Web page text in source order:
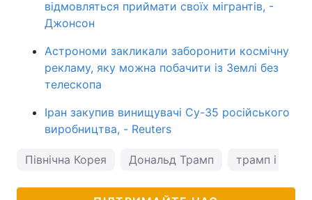
відмовляться приймати своїх мігрантів, -
Джонсон
Астрономи закликали заборонити космічну
рекламу, яку можна побачити із Землі без
телескопа
Іран закупив винищувачі Су-35 російського
виробництва, - Reuters
Північна Корея Дональд Трамп трамп і КНДР